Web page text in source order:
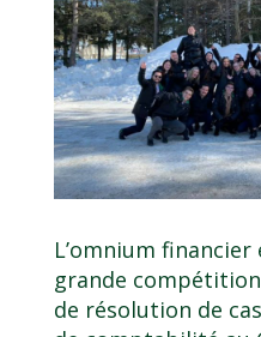
L’omnium
grande
de résolution de